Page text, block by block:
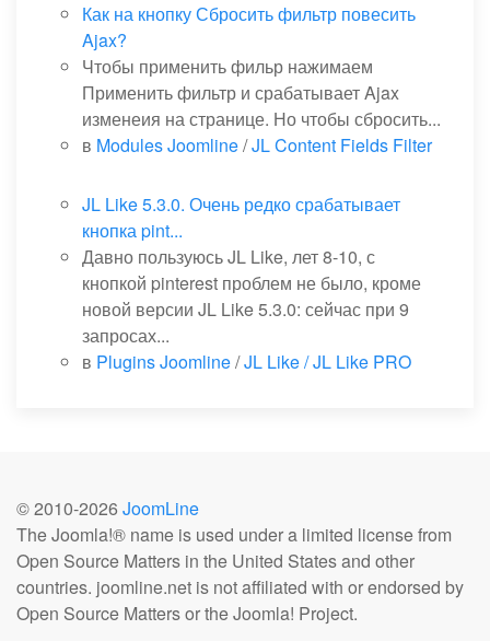
Как на кнопку Сбросить фильтр повесить
Ajax?
Чтобы применить фильр нажимаем
Применить фильтр и срабатывает Ajax
изменеия на странице. Но чтобы сбросить...
в Modules Joomline/JL Content Fields Filter
JL Like 5.3.0. Очень редко срабатывает
кнопка pint...
Давно пользуюсь JL Like, лет 8-10, с
кнопкой pinterest проблем не было, кроме
новой версии JL Like 5.3.0: сейчас при 9
запросах...
в Plugins Joomline/JL Like / JL Like PRO
© 2010-2026 JoomLine
The Joomla!® name is used under a limited license from
Open Source Matters in the United States and other
countries. joomline.net is not affiliated with or endorsed by
Open Source Matters or the Joomla! Project.